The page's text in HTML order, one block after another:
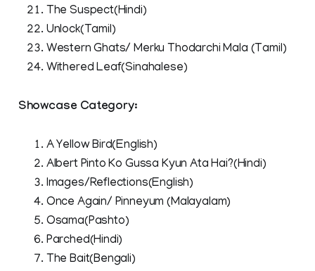
The Suspect(Hindi)
Unlock(Tamil)
Western Ghats/ Merku Thodarchi Mala (Tamil)
Withered Leaf(Sinahalese)
Showcase Category:
A Yellow Bird(English)
Albert Pinto Ko Gussa Kyun Ata Hai?(Hindi)
Images/Reflections(English)
Once Again/ Pinneyum (Malayalam)
Osama(Pashto)
Parched(Hindi)
The Bait(Bengali)